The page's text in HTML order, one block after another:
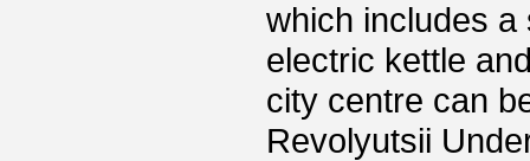
which includes a
electric kettle
city centre can
Revolyutsii